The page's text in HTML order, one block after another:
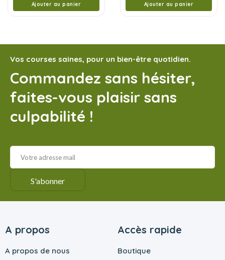
Ajouter au panier Ajouter au panier
Vos courses saines, pour un bien-être quotidien.
Commandez sans hésiter,
faites-vous plaisir sans
culpabilité !
A propos
A propos de nous
Accès rapide
Boutique